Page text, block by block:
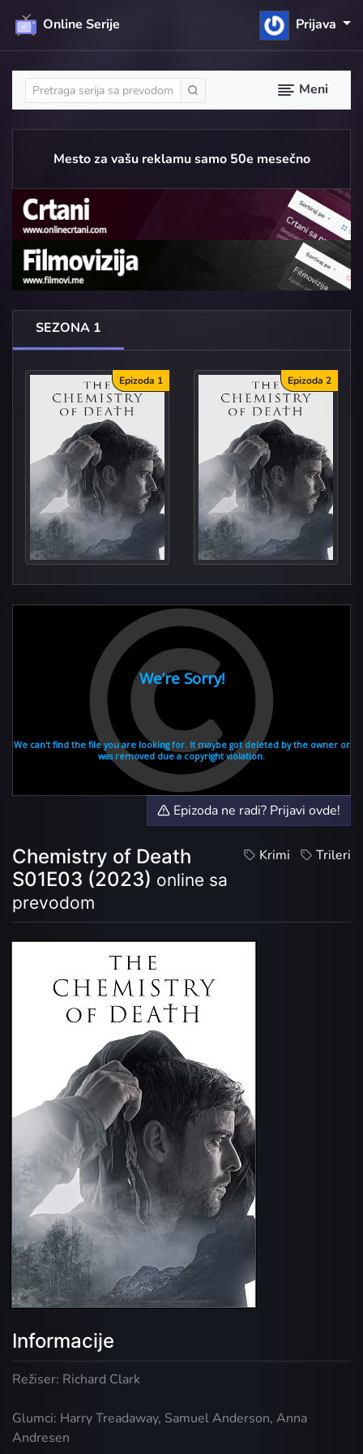
Online Serije Prijava
Meni
Mesto za vašu reklamu samo 50e mesečno
SEZONA 1
Epizoda 1
Falle
Epizoda 2
Only 4
Epizoda ne radi? Prijavi ovde!
Krimi Trileri
Chemistry of Death
S01E03 (2023) online sa
prevodom
Informacije
Režiser: Richard Clark
Glumci: Harry Treadaway, Samuel Anderson, Anna
Andresen